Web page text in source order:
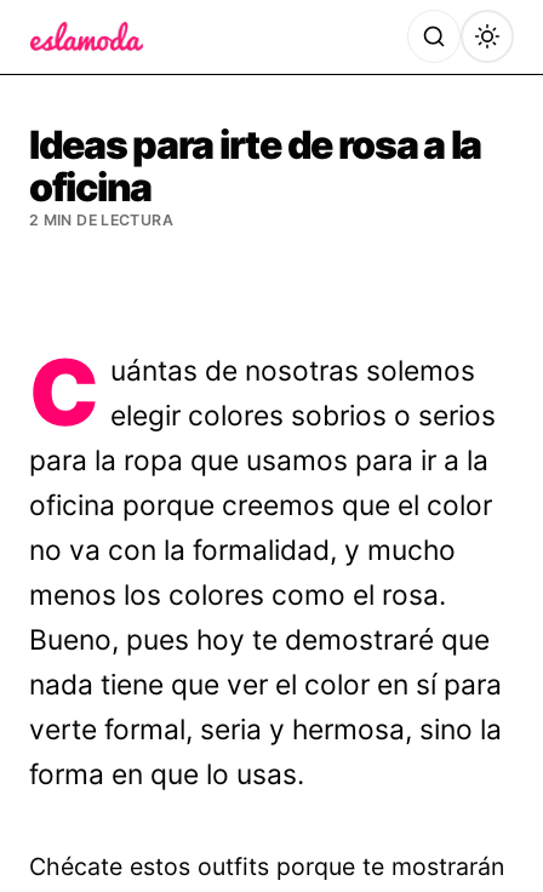
Ideas para irte de rosa a la
oficina
2 MIN DE LECTURA
C uántas de nosotras solemos
elegir colores sobrios o serios
para la ropa que usamos para ir a la
oficina porque creemos que el color
no va con la formalidad, y mucho
menos los colores como el rosa.
Bueno, pues hoy te demostraré que
nada tiene que ver el color en sí para
verte formal, seria y hermosa, sino la
forma en que lo usas.
Chécate estos outfits porque te mostrarán